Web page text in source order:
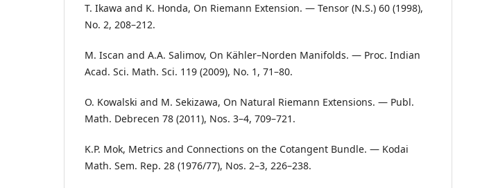
T. Ikawa and K. Honda, On Riemann Extension. — Tensor (N.S.) 60 (1998),
No. 2, 208–212.
M. Iscan and A.A. Salimov, On Kähler–Norden Manifolds. — Proc. Indian
Acad. Sci. Math. Sci. 119 (2009), No. 1, 71–80.
O. Kowalski and M. Sekizawa, On Natural Riemann Extensions. — Publ.
Math. Debrecen 78 (2011), Nos. 3–4, 709–721.
K.P. Mok, Metrics and Connections on the Cotangent Bundle. — Kodai
Math. Sem. Rep. 28 (1976/77), Nos. 2–3, 226–238.